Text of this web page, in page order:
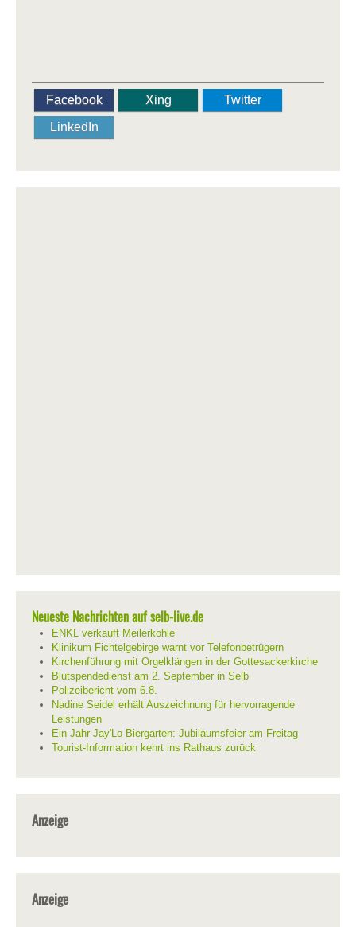
Facebook Xing
Twitter
LinkedIn
Neueste Nachrichten auf selb-live.de
ENKL verkauft Meilerkohle
Klinikum Fichtelgebirge warnt vor Telefonbetrügern
Kirchenführung mit Orgelklängen in der Gottesackerkirche
Blutspendedienst am 2. September in Selb
Polizeibericht vom 6.8.
Nadine Seidel erhält Auszeichnung für hervorragende
Leistungen
Ein Jahr Jay'Lo Biergarten: Jubiläumsfeier am Freitag
Tourist-Information kehrt ins Rathaus zurück
Anzeige
Anzeige